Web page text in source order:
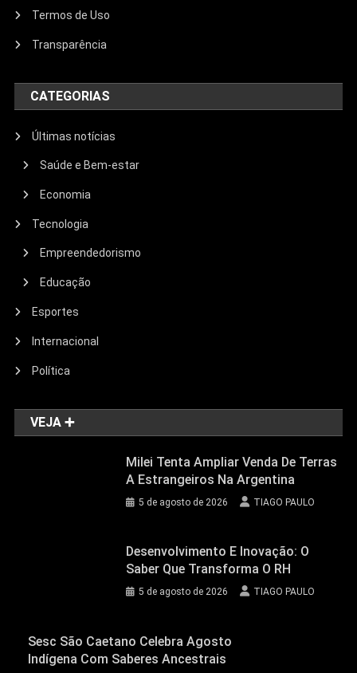
Termos de Uso
Transparência
CATEGORIAS
Últimas notícias
Saúde e Bem-estar
Economia
Tecnologia
Empreendedorismo
Educação
Esportes
Internacional
Política
VEJA ➕
Milei Tenta Ampliar Venda De Terras
A Estrangeiros Na Argentina
5 de agosto de 2026 TIAGO PAULO
Desenvolvimento E Inovação: O
Saber Que Transforma O RH
5 de agosto de 2026 TIAGO PAULO
Sesc São Caetano Celebra Agosto
Indígena Com Saberes Ancestrais